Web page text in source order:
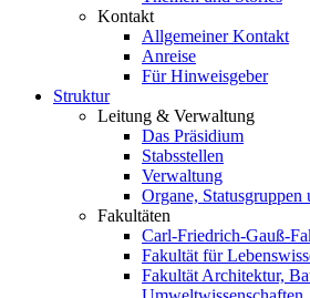
Kontakt
Allgemeiner Kontakt
Anreise
Für Hinweisgeber
Struktur
Leitung & Verwaltung
Das Präsidium
Stabsstellen
Verwaltung
Organe,
Fakultäten
Carl-Friedrich-Gauß-
Fakultät für
Fakultät Architektur,